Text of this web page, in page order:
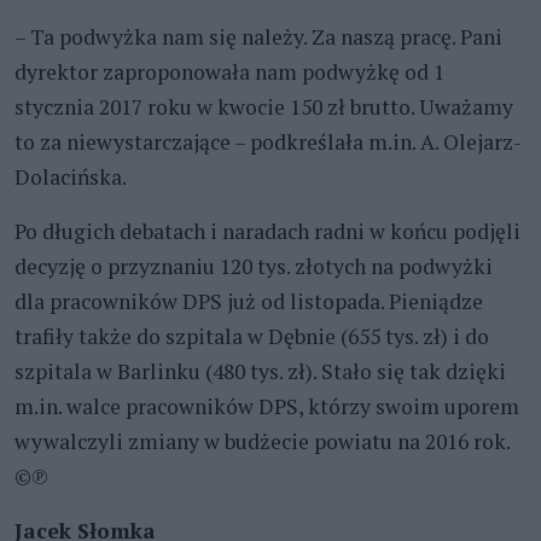
– Ta podwyżka nam się należy. Za naszą pracę. Pani
dyrektor zaproponowała nam podwyżkę od 1
stycznia 2017 roku w kwocie 150 zł brutto. Uważamy
to za niewystarczające – podkreślała m.in. A. Olejarz-
Dolacińska.
Po długich debatach i naradach radni w końcu podjęli
decyzję o przyznaniu 120 tys. złotych na podwyżki
dla pracowników DPS już od listopada. Pieniądze
trafiły także do szpitala w Dębnie (655 tys. zł) i do
szpitala w Barlinku (480 tys. zł). Stało się tak dzięki
m.in. walce pracowników DPS, którzy swoim uporem
wywalczyli zmiany w budżecie powiatu na 2016 rok.
©℗
Jacek Słomka